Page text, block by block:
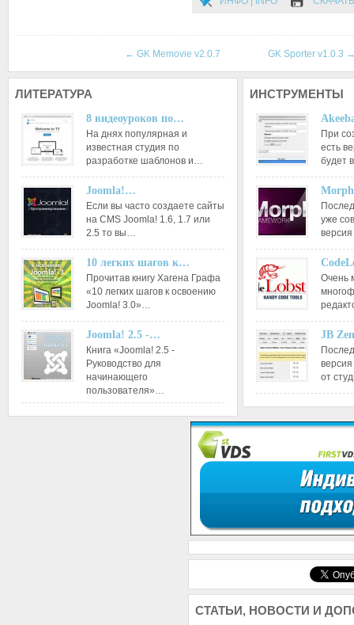
← GK Memovie v2.0.7 GK Sporter v1.0.3
ЛИТЕРАТУРА
8 видеоуроков по…
На днях популярная и
известная студия по
разработке шаблонов и…
Joomla!…
Если вы часто создаете сайты
на CMS Joomla! 1.6, 1.7 или
2.5 то вы…
10 легких шагов к…
Прочитав книгу Хагена Графа
«10 легких шагов к освоению
Joomla! 3.0»…
Joomla! 2.5 -…
Книга «Joomla! 2.5 -
Руководство для
начинающего
пользователя»…
ИНСТРУМЕНТЫ
При
есть
будет
уже
Очень
JB
от
СТАТЬИ, НОВОСТИ И